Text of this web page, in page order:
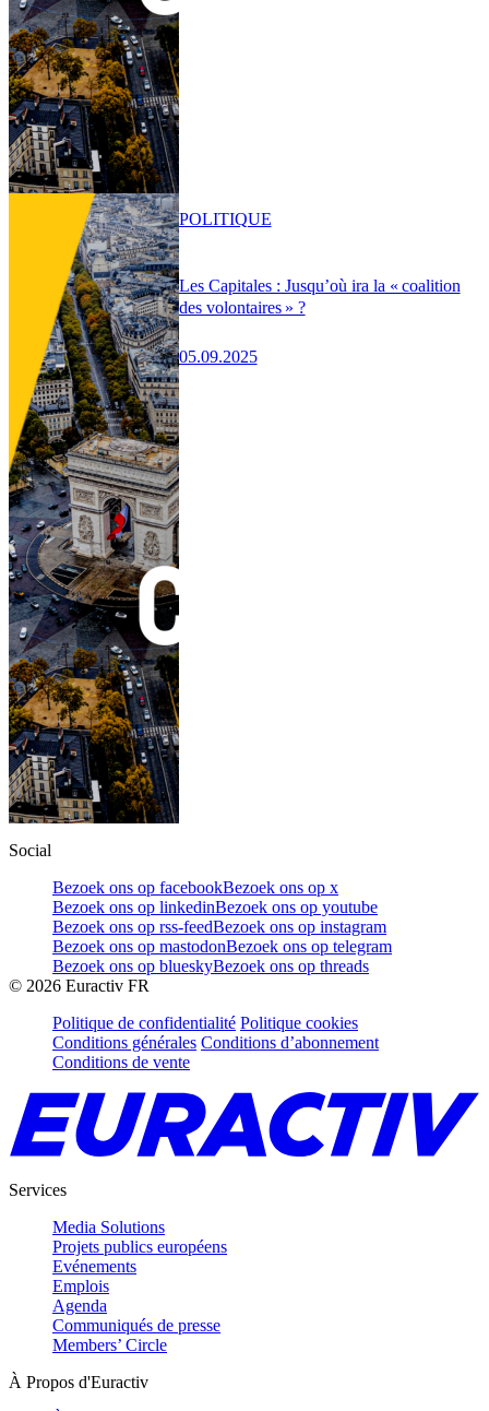
Les Capitales : Jusqu’où ira la « coalition
des volontaires » ?
05.09.2025
POLITIQUE
Social
Bezoek ons op facebookBezoek ons op x
Bezoek ons op linkedinBezoek ons op youtube
Bezoek ons op rss-feedBezoek ons op instagram
Bezoek ons op mastodonBezoek ons op telegram
Bezoek ons op blueskyBezoek ons op threads
© 2026 Euractiv FR
Politique de confidentialité Politique cookies
Conditions générales Conditions d’abonnement
Conditions de vente
Services
Media Solutions
Projets publics européens
Evénements
Emplois
Agenda
Communiqués de presse
Members’ Circle
À Propos d'Euractiv